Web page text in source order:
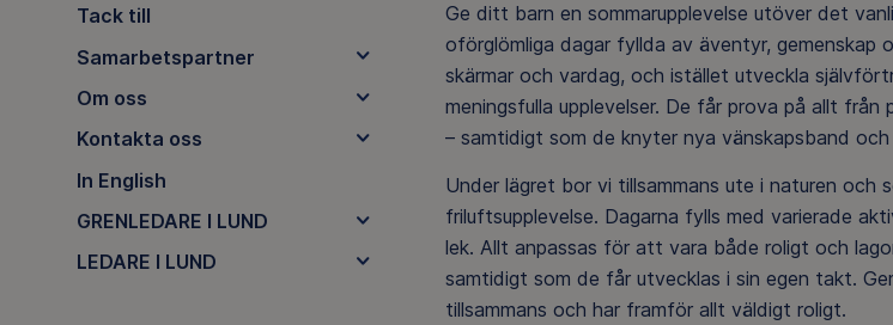
Tack till
Samarbetspartner
Om oss
Kontakta oss
In English
GRENLEDARE I LUND
LEDARE I LUND
Ge ditt barn en sommarupplevelse utöver det
oförglömliga dagar fyllda av äventyr,
skärmar och vardag, och istället utveckla
meningsfulla upplevelser. De får prova på allt
– samtidigt som de knyter nya vänskapsband
Under lägret bor vi tillsammans ute i naturen och
friluftsupplevelse. Dagarna fylls med varierade
lek. Allt anpassas för att vara både roligt och
samtidigt som de får utvecklas i sin egen takt.
tillsammans och har framför allt väldigt roligt.